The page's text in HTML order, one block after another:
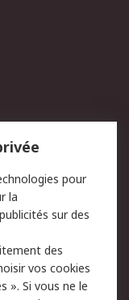
technique
des e-mails
pour
la
sur des
des
vos cookies
». Si vous ne le